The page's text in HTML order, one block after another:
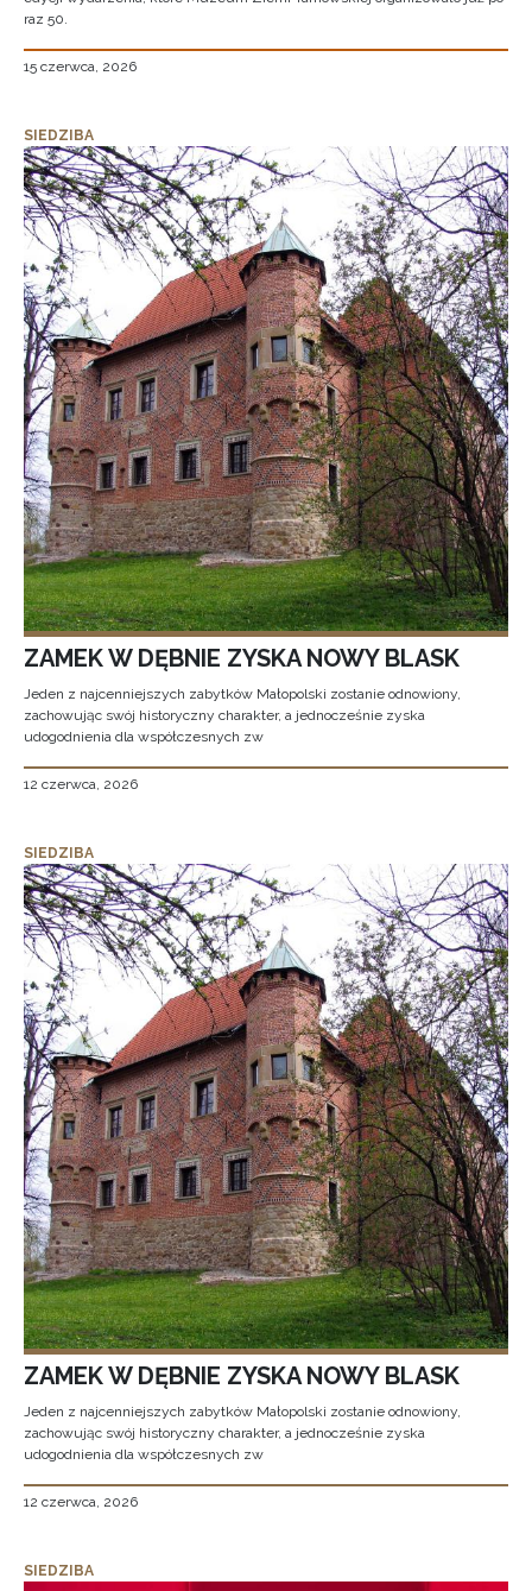
raz 50.
15 czerwca, 2026
SIEDZIBA
ZAMEK W DĘBNIE ZYSKA NOWY BLASK
Jeden z najcenniejszych zabytków Małopolski zostanie odnowiony,
zachowując swój historyczny charakter, a jednocześnie zyska
udogodnienia dla współczesnych zw
12 czerwca, 2026
SIEDZIBA
ZAMEK W DĘBNIE ZYSKA NOWY BLASK
Jeden z najcenniejszych zabytków Małopolski zostanie odnowiony,
zachowując swój historyczny charakter, a jednocześnie zyska
udogodnienia dla współczesnych zw
12 czerwca, 2026
SIEDZIBA